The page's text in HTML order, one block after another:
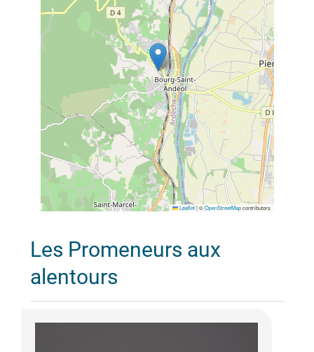
Leaflet |©OpenStreetMapcontributors
Les Promeneurs aux
alentours